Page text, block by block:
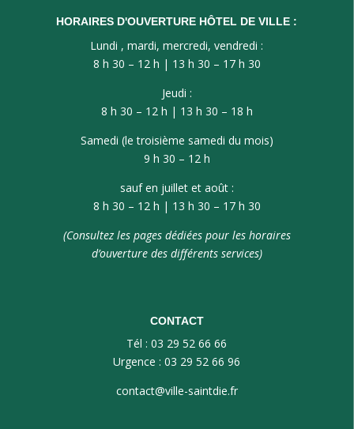
HORAIRES D'OUVERTURE HÔTEL DE VILLE :
Lundi , mardi, mercredi, vendredi :
8 h 30 – 12 h | 13 h 30 – 17 h 30
Jeudi :
8 h 30 – 12 h | 13 h 30 – 18 h
Samedi (le troisième samedi du mois)
9 h 30 – 12 h
sauf en juillet et août :
8 h 30 – 12 h | 13 h 30 – 17 h 30
(Consultez les pages dédiées pour les horaires
d’ouverture des différents services)
CONTACT
Tél : 03 29 52 66 66
Urgence : 03 29 52 66 96
contact@ville-saintdie.fr